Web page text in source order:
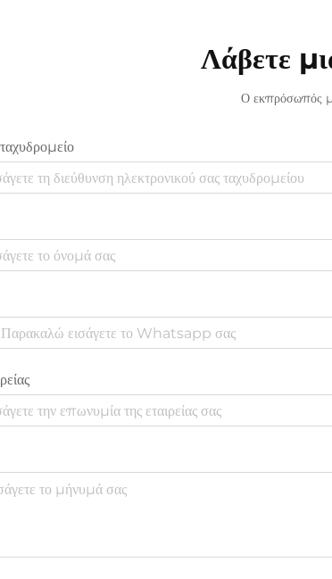
Λάβετε
Ο εκπρόσωπός